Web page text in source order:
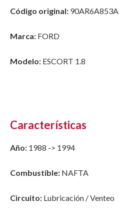
Código original: 90AR6A853A
Marca: FORD
Modelo: ESCORT 1.8
Características
Año: 1988 -> 1994
Combustible: NAFTA
Circuito: Lubricación / Venteo